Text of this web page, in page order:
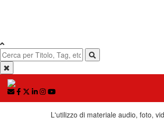
L'utilizzo di materiale audio, foto,